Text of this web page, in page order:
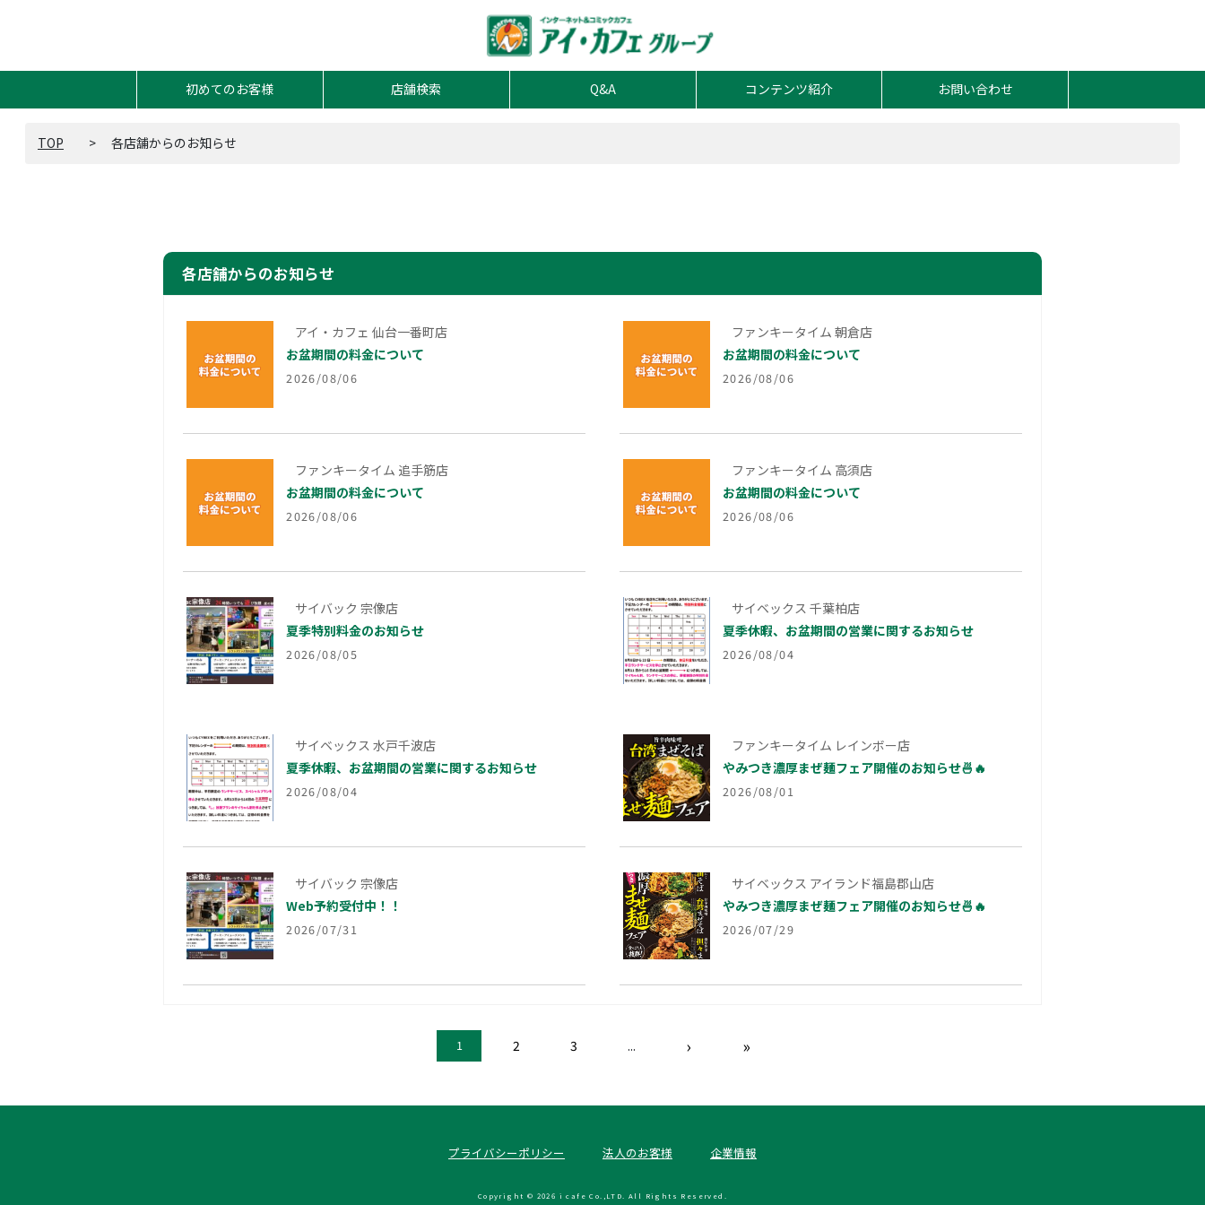
初めてのお客様 店舗検索 Q&A コンテンツ紹介 お問い合わせ
TOP 各店舗からのお知らせ
各店舗からのお知らせ
アイ・カフェ 仙台一番町店
お盆期間の料金について
2026/08/06
ファンキータイム 朝倉店
お盆期間の料金について
2026/08/06
ファンキータイム 追手筋店
お盆期間の料金について
2026/08/06
ファンキータイム 高須店
お盆期間の料金について
2026/08/06
サイバック 宗像店
夏季特別料金のお知らせ
2026/08/05
サイベックス 千葉柏店
夏季休暇、お盆期間の営業に関するお知らせ
2026/08/04
サイベックス 水戸千波店
夏季休暇、お盆期間の営業に関するお知らせ
2026/08/04
ファンキータイム レインボー店
やみつき濃厚まぜ麺フェア開催のお知らせ🍜🔥
2026/08/01
サイバック 宗像店
Web予約受付中！！
2026/07/31
サイベックス アイランド福島郡山店
やみつき濃厚まぜ麺フェア開催のお知らせ🍜🔥
2026/07/29
1 2 3 ... › »
プライバシーポリシー 法人のお客様 企業情報
Copyright © 2026 i cafe Co.,LTD.All Rights Reserved.